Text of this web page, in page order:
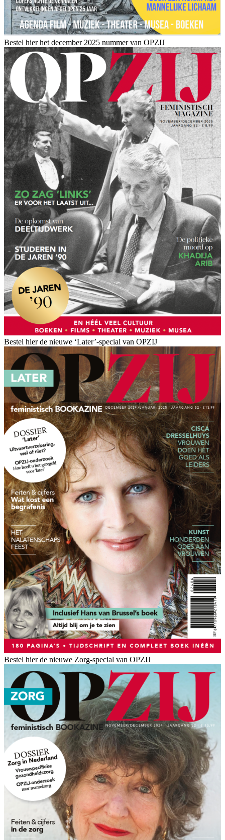
Bestel hier het december 2025 nummer van OPZIJ
Bestel hier de nieuwe ‘Later’-special van OPZIJ
Bestel hier de nieuwe Zorg-special van OPZIJ